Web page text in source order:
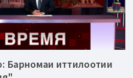
Барномаи иттилоотии